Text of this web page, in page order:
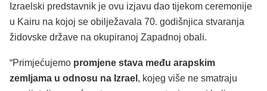
Izraelski predstavnik je ovu izjavu dao tijekom ceremonije
u Kairu na kojoj se obilježavala 70. godišnjica stvaranja
židovske države na okupiranoj Zapadnoj obali.
“Primjećujemo promjene stava među arapskim
zemljama u odnosu na Izrael , kojeg više ne smatraju